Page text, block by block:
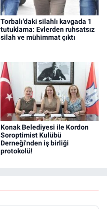
Torbalı'daki silahlı kavgada 1
tutuklama: Evlerden ruhsatsız
silah ve mühimmat çıktı
Konak Belediyesi ile Kordon
Soroptimist Kulübü
Derneği'nden iş birliği
protokolü!